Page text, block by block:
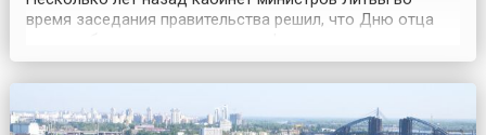
время заседания правительства решил, что Дню отца
Изначально в Литве праздником официально был
объявлен только День матери, отмечаемый в первое
воскресенье мая. И, таким образом, своим решением
правитель...